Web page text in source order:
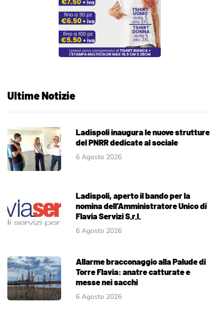
Ultime Notizie
Ladispoli inaugura le nuove strutture
del PNRR dedicate al sociale
6 Agosto 2026
Ladispoli, aperto il bando per la
nomina dell’Amministratore Unico di
Flavia Servizi S.r.l.
6 Agosto 2026
Allarme bracconaggio alla Palude di
Torre Flavia: anatre catturate e
messe nei sacchi
6 Agosto 2026